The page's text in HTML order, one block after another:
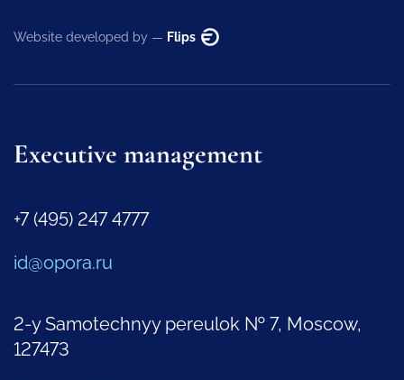
Website developed by — Flips
Executive management
+7 (495) 247 4777
id@opora.ru
2-y Samotechnyy pereulok № 7, Moscow,
127473